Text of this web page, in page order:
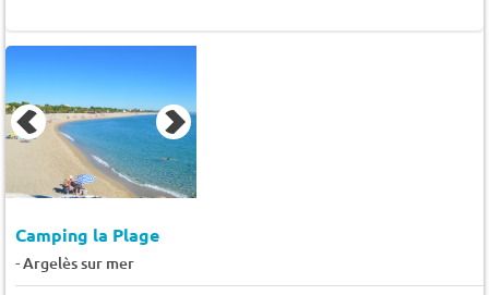
Camping la Plage
-Argelès sur mer